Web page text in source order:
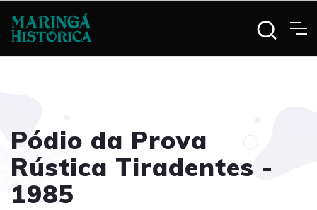
Pódio da Prova
Rústica Tiradentes -
1985